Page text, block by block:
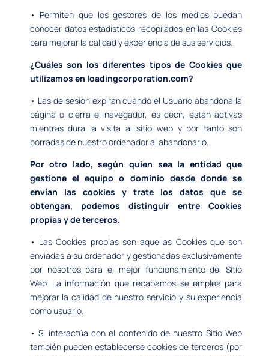
• Permiten que los gestores de los medios puedan
conocer datos estadísticos recopilados en las Cookies
para mejorar la calidad y experiencia de sus servicios.
¿Cuáles son los diferentes tipos de Cookies que
utilizamos en loadingcorporation.com?
• Las de sesión expiran cuando el Usuario abandona la
página o cierra el navegador, es decir, están activas
mientras dura la visita al sitio web y por tanto son
borradas de nuestro ordenador al abandonarlo.
Por otro lado, según quien sea la entidad que
gestione el equipo o dominio desde donde se
envían las cookies y trate los datos que se
obtengan, podemos distinguir entre Cookies
propias y de terceros.
• Las Cookies propias son aquellas Cookies que son
enviadas a su ordenador y gestionadas exclusivamente
por nosotros para el mejor funcionamiento del Sitio
Web. La información que recabamos se emplea para
mejorar la calidad de nuestro servicio y su experiencia
como usuario.
• Si interactúa con el contenido de nuestro Sitio Web
también pueden establecerse cookies de terceros (por